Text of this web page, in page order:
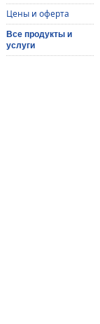
Цены и оферта
Все продукты и
услуги